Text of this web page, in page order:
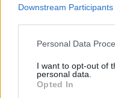
Downstream Participants
Please note that this
not limited to your visit
grant or deny consent
use your data for below
Personal Data
I want to opt-out of
personal data.
Opted In
Νέο βίντεο με
φουντώνουν οι
το αν βρίσκεται στη